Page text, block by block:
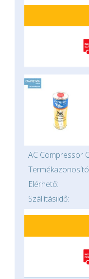
AC Compressor
Elérhető:
Szállításiidő: